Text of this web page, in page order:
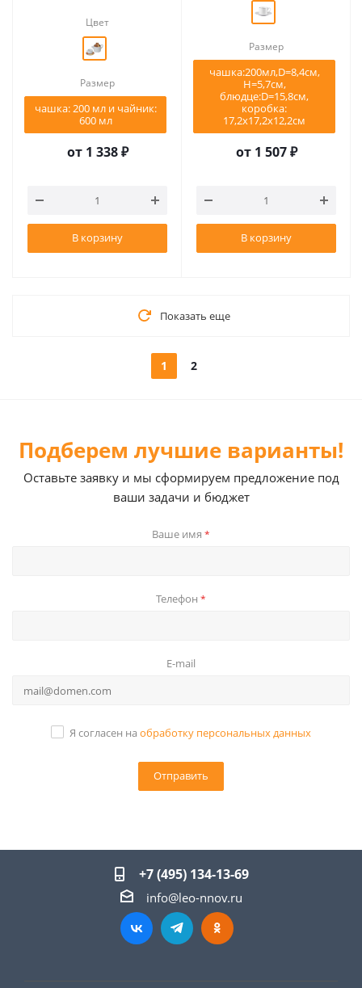
Цвет
Размер
чашка: 200 мл и чайник:
600 мл
от 1 338 ₽
В корзину
Размер
чашка:200мл,D=8,4см,
Н=5,7см,
блюдце:D=15,8см,
коробка:
17,2х17,2х12,2см
от 1 507 ₽
В корзину
Показать еще
1 2
Подберем лучшие варианты!
Оставьте заявку и мы сформируем предложение под
ваши задачи и бюджет
Ваше имя *
Телефон *
E-mail
Я согласен на обработку персональных данных
+7 (495) 134-13-69
info@leo-nnov.ru